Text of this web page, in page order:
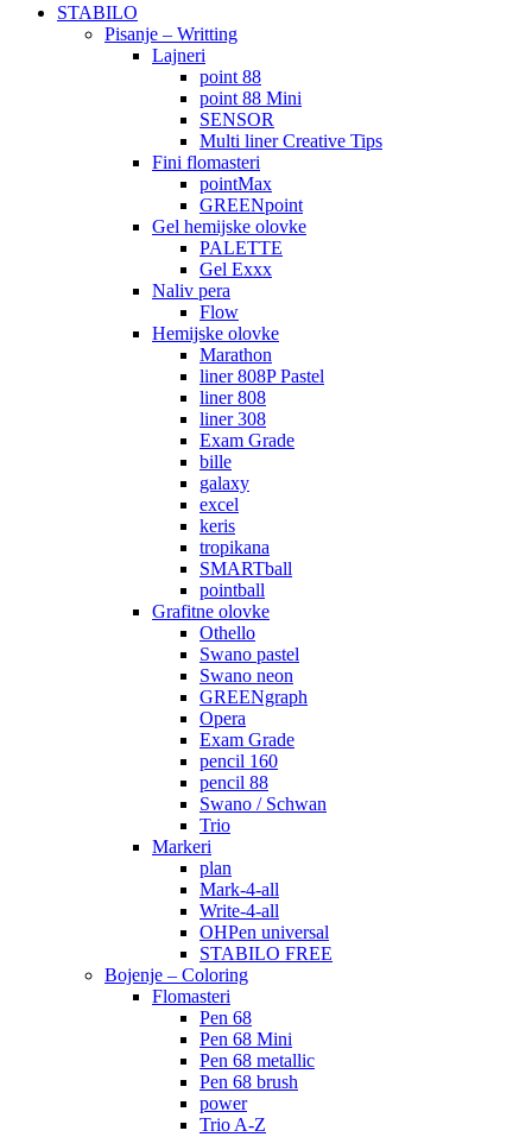
STABILO
Pisanje – Writting
Lajneri
point 88
point 88 Mini
SENSOR
Multi liner Creative Tips
Fini flomasteri
pointMax
GREENpoint
Gel hemijske olovke
PALETTE
Gel Exxx
Naliv pera
Flow
Hemijske olovke
Marathon
liner 808P Pastel
liner 808
liner 308
Exam Grade
bille
galaxy
excel
keris
tropikana
SMARTball
pointball
Grafitne olovke
Othello
Swano pastel
Swano neon
GREENgraph
Opera
Exam Grade
pencil 160
pencil 88
Swano / Schwan
Trio
Markeri
plan
Mark-4-all
Write-4-all
OHPen universal
STABILO FREE
Bojenje – Coloring
Flomasteri
Pen 68
Pen 68 Mini
Pen 68 metallic
Pen 68 brush
power
Trio A-Z